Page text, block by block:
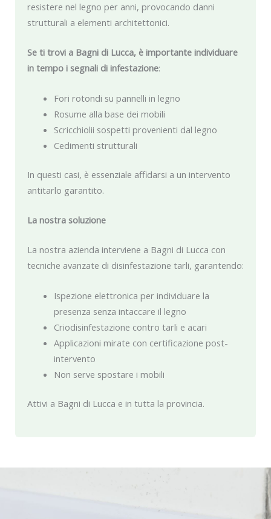
resistere nel legno per anni, provocando danni
strutturali a elementi architettonici.
Se ti trovi a Bagni di Lucca, è importante individuare
in tempo i segnali di infestazione:
Fori rotondi su pannelli in legno
Rosume alla base dei mobili
Scricchiolii sospetti provenienti dal legno
Cedimenti strutturali
In questi casi, è essenziale affidarsi a un intervento
antitarlo garantito.
La nostra soluzione
La nostra azienda interviene a Bagni di Lucca con
tecniche avanzate di disinfestazione tarli, garantendo:
Ispezione elettronica per individuare la
presenza senza intaccare il legno
Criodisinfestazione contro tarli e acari
Applicazioni mirate con certificazione post-
intervento
Non serve spostare i mobili
Attivi a Bagni di Lucca e in tutta la provincia.